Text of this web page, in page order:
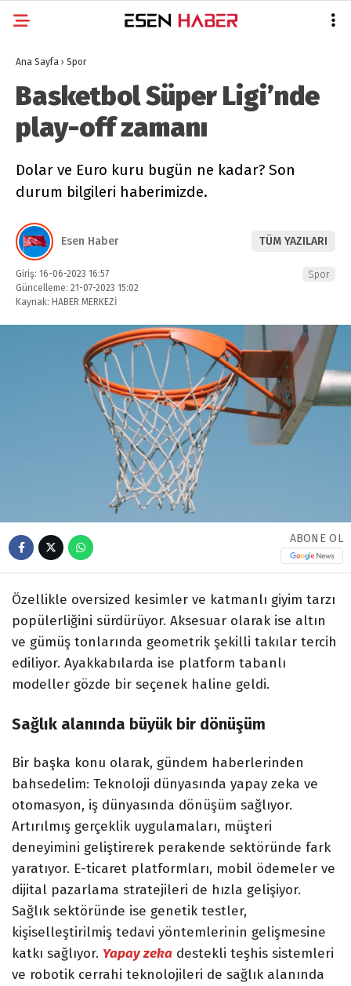
Ana Sayfa › Spor
Basketbol Süper Ligi’nde
play-off zamanı
Dolar ve Euro kuru bugün ne kadar? Son
durum bilgileri haberimizde.
Esen Haber TÜM YAZILARI
Giriş: 16-06-2023 16:57
Güncelleme: 21-07-2023 15:02
Kaynak: HABER MERKEZİ
Spor
ABONE OL
Özellikle oversized kesimler ve katmanlı giyim tarzı
popülerliğini sürdürüyor. Aksesuar olarak ise altın
ve gümüş tonlarında geometrik şekilli takılar tercih
ediliyor. Ayakkabılarda ise platform tabanlı
modeller gözde bir seçenek haline geldi.
Sağlık alanında büyük bir dönüşüm
Bir başka konu olarak, gündem haberlerinden
bahsedelim: Teknoloji dünyasında yapay zeka ve
otomasyon, iş dünyasında dönüşüm sağlıyor.
Artırılmış gerçeklik uygulamaları, müşteri
deneyimini geliştirerek perakende sektöründe fark
yaratıyor. E-ticaret platformları, mobil ödemeler ve
dijital pazarlama stratejileri de hızla gelişiyor.
Sağlık sektöründe ise genetik testler,
kişiselleştirilmiş tedavi yöntemlerinin gelişmesine
katkı sağlıyor. Yapay zeka destekli teşhis sistemleri
ve robotik cerrahi teknolojileri de sağlık alanında